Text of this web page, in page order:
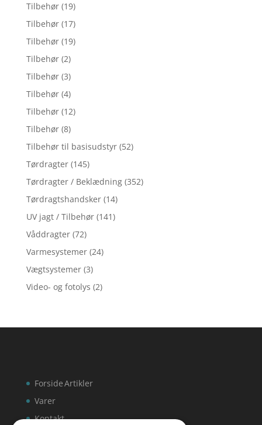
Tilbehør (19)
Tilbehør (17)
Tilbehør (19)
Tilbehør (2)
Tilbehør (3)
Tilbehør (4)
Tilbehør (12)
Tilbehør (8)
Tilbehør til basisudstyr (52)
Tørdragter (145)
Tørdragter / Beklædning (352)
Tørdragtshandsker (14)
UV jagt / Tilbehør (141)
Våddragter (72)
Varmesystemer (24)
Vægtsystemer (3)
Video- og fotolys (2)
Forside
Varer
Kontakt
Artikler